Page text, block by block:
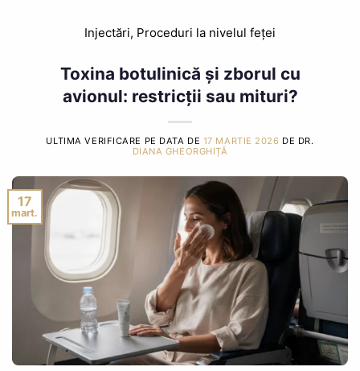
Injectări, Proceduri la nivelul feței
Toxina botulinică și zborul cu
avionul: restricții sau mituri?
ULTIMA VERIFICARE PE DATA DE 17 MARTIE 2026 DE DR.
DIANA GHEORGHIȚĂ
17
mart.